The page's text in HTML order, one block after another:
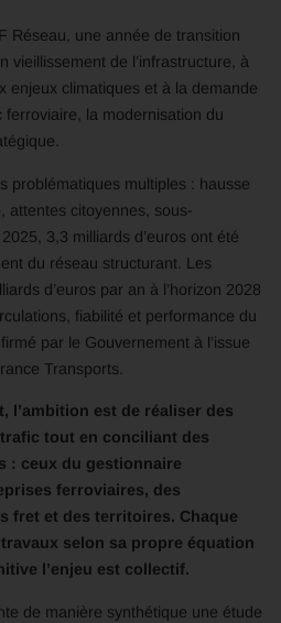
Réseau, une année de transition
vieillissement de l’infrastructure, à
enjeux climatiques et à la demande
la modernisation du
problématiques multiples : hausse
attentes citoyennes, sous-
3,3 milliards d’euros ont été
du réseau structurant. Les
d’euros par an à l’horizon 2028
fiabilité et performance du
par le Gouvernement à l’issue
Transports.
l’ambition est de réaliser des
tout en conciliant des
: ceux du gestionnaire
ferroviaires, des
fret et des territoires. Chaque
selon sa propre équation
l’enjeu est collectif.
de manière synthétique une étude